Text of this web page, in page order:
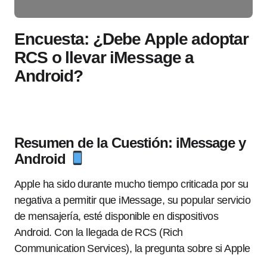
Encuesta: ¿Debe Apple adoptar
RCS o llevar iMessage a
Android?
Resumen de la Cuestión: iMessage y
Android
Apple ha sido durante mucho tiempo criticada por su
negativa a permitir que iMessage, su popular servicio
de mensajería, esté disponible en dispositivos
Android. Con la llegada de RCS (Rich
Communication Services), la pregunta sobre si Apple